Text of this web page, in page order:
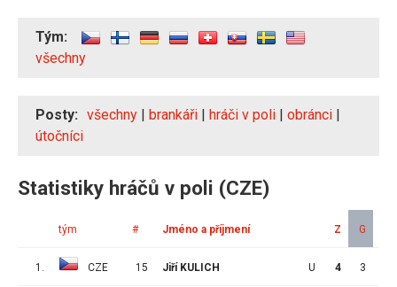
Tým:
všechny
Posty: všechny | brankáři | hráči v poli | obránci |
útočníci
Statistiky hráčů v poli (CZE)
tým # Jméno a příjmení Z G
1. CZE 15 Jiří KULICH U 4 3